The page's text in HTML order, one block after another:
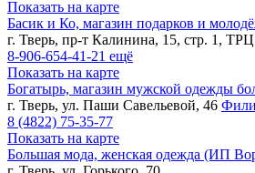
Показать на карте
Басик и Ко, магазин подарков и
г. Тверь, пр-т Калинина, 15, стр. 1,
8-906-654-41-21 ещё
Показать на карте
Богатырь, магазин мужской одежды
г. Тверь, ул. Паши Савельевой, 46
8 (4822) 75-35-77
Показать на карте
Большая мода, женская одежда (ИП